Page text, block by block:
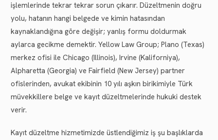
işlemlerinde tekrar tekrar sorun çıkarır. Düzeltmenin doğru
yolu, hatanın hangi belgede ve kimin hatasından
kaynaklandığına göre değişir; yanlış formu doldurmak
aylarca gecikme demektir. Yellow Law Group; Plano (Texas)
merkez ofisi ile Chicago (Illinois), Irvine (Kaliforniya),
Alpharetta (Georgia) ve Fairfield (New Jersey) partner
ofislerinden, avukat ekibinin 10 yılı aşkın birikimiyle Türk
müvekkillere belge ve kayıt düzeltmelerinde hukuki destek
verir.
Kayıt düzeltme hizmetimizde üstlendiğimiz iş şu başlıklarda